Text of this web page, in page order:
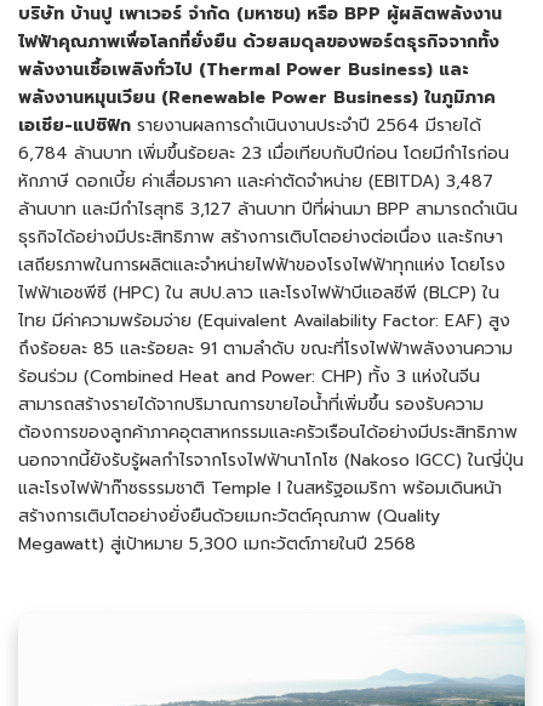
บริษัท บ้านปู เพาเวอร์ จำกัด (มหาชน) หรือ BPP ผู้ผลิตพลังงาน
ไฟฟ้าคุณภาพเพื่อโลกที่ยั่งยืน ด้วยสมดุลของพอร์ตธุรกิจจากทั้ง
พลังงานเชื้อเพลิงทั่วไป (Thermal Power Business) และ
พลังงานหมุนเวียน (Renewable Power Business) ในภูมิภาค
เอเชีย-แปซิฟิก รายงานผลการดำเนินงานประจำปี 2564 มีรายได้
6,784 ล้านบาท เพิ่มขึ้นร้อยละ 23 เมื่อเทียบกับปีก่อน โดยมีกำไรก่อน
หักภาษี ดอกเบี้ย ค่าเสื่อมราคา และค่าตัดจำหน่าย (EBITDA) 3,487
ล้านบาท และมีกำไรสุทธิ 3,127 ล้านบาท ปีที่ผ่านมา BPP สามารถดำเนิน
ธุรกิจได้อย่างมีประสิทธิภาพ สร้างการเติบโตอย่างต่อเนื่อง และรักษา
เสถียรภาพในการผลิตและจำหน่ายไฟฟ้าของโรงไฟฟ้าทุกแห่ง โดยโรง
ไฟฟ้าเอชพีซี (HPC) ใน สปป.ลาว และโรงไฟฟ้าบีแอลซีพี (BLCP) ใน
ไทย มีค่าความพร้อมจ่าย (Equivalent Availability Factor: EAF) สูง
ถึงร้อยละ 85 และร้อยละ 91 ตามลำดับ ขณะที่โรงไฟฟ้าพลังงานความ
ร้อนร่วม (Combined Heat and Power: CHP) ทั้ง 3 แห่งในจีน
สามารถสร้างรายได้จากปริมาณการขายไอน้ำที่เพิ่มขึ้น รองรับความ
ต้องการของลูกค้าภาคอุตสาหกรรมและครัวเรือนได้อย่างมีประสิทธิภาพ
นอกจากนี้ยังรับรู้ผลกำไรจากโรงไฟฟ้านาโกโซ (Nakoso IGCC) ในญี่ปุ่น
และโรงไฟฟ้าก๊าซธรรมชาติ Temple I ในสหรัฐอเมริกา พร้อมเดินหน้า
สร้างการเติบโตอย่างยั่งยืนด้วยเมกะวัตต์คุณภาพ (Quality
Megawatt) สู่เป้าหมาย 5,300 เมกะวัตต์ภายในปี 2568